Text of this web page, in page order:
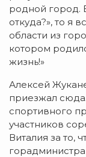
родной город.
откуда?», то я
области из
котором
жизнь!»
Алексей
приезжал
спортивного
участников
Виталия за то,